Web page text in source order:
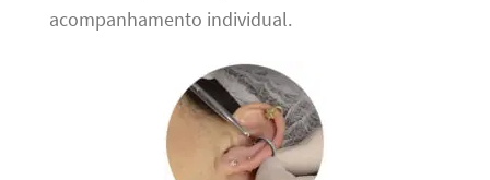
acompanhamento individual.